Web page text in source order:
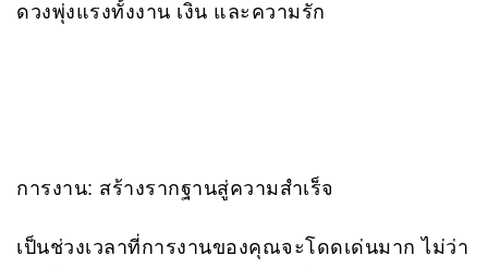
ดวงพุ่งแรงทั้งงาน เงิน และความรัก
การงาน: สร้างรากฐานสู่ความสำเร็จ
เป็นช่วงเวลาที่การงานของคุณจะโดดเด่นมาก ไม่ว่า